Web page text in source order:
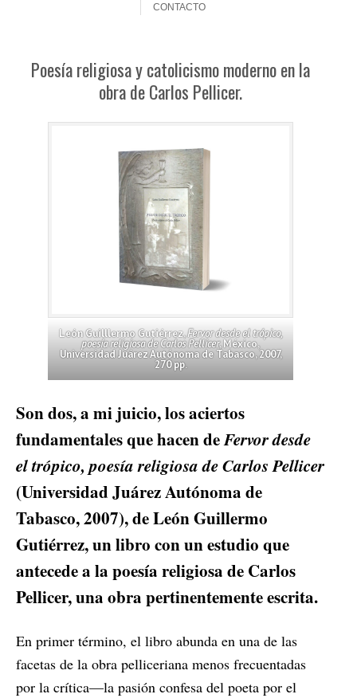
CONTACTO
Poesía religiosa y catolicismo moderno en la
obra de Carlos Pellicer.
León Guilllermo Gutiérrez,Fervor desde el trópico,
poesía religiosa de Carlos Pellicer, México,
Universidad Juárez Autónoma de Tabasco, 2007,
270 pp.
Son dos, a mi juicio, los aciertos
fundamentales que hacen deFervor desde
el trópico, poesía religiosa de Carlos Pellicer
(Universidad Juárez Autónoma de
Tabasco, 2007), de León Guillermo
Gutiérrez, un libro con un estudio que
antecede a la poesía religiosa de Carlos
Pellicer, una obra pertinentemente escrita.
En primer término, el libro abunda en una de las
facetas de la obra pelliceriana menos frecuentadas
por la crítica—la pasión confesa del poeta por el